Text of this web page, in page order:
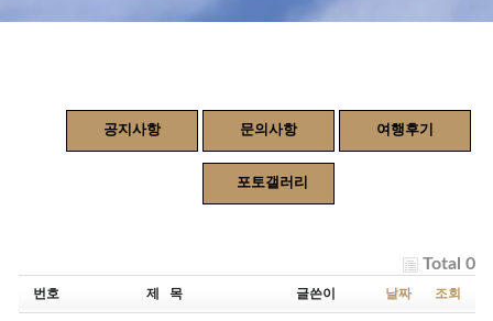
공지사항 문의사항 여행후기
포토갤러리
Total 0
번호 제 목 글쓴이 날짜 조회